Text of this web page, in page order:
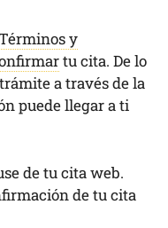
y
tu cita. De lo
a través de la
puede llegar a ti
de tu cita web.
de tu cita